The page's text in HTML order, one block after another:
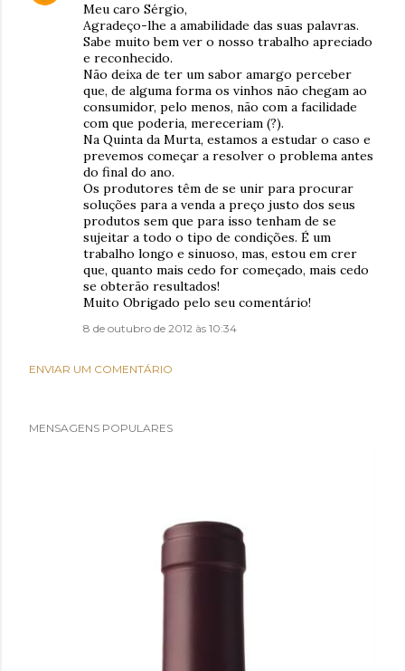
Meu caro Sérgio,
Agradeço-lhe a amabilidade das suas palavras.
Sabe muito bem ver o nosso trabalho apreciado
e reconhecido.
Não deixa de ter um sabor amargo perceber
que, de alguma forma os vinhos não chegam ao
consumidor, pelo menos, não com a facilidade
com que poderia, mereceriam (?).
Na Quinta da Murta, estamos a estudar o caso e
prevemos começar a resolver o problema antes
do final do ano.
Os produtores têm de se unir para procurar
soluções para a venda a preço justo dos seus
produtos sem que para isso tenham de se
sujeitar a todo o tipo de condições. É um
trabalho longo e sinuoso, mas, estou em crer
que, quanto mais cedo for começado, mais cedo
se obterão resultados!
Muito Obrigado pelo seu comentário!
8 de outubro de 2012 às 10:34
ENVIAR UM COMENTÁRIO
MENSAGENS POPULARES